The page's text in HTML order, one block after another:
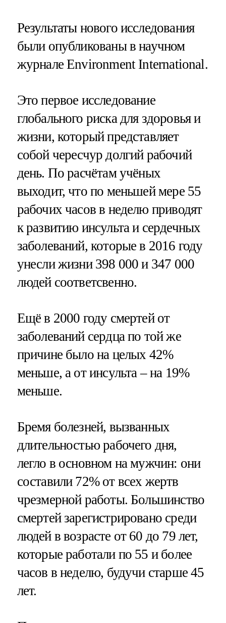
Результаты нового исследования
были опубликованы в научном
журнале Environment International.
Это первое исследование
глобального риска для здоровья и
жизни, который представляет
собой чересчур долгий рабочий
день. По расчётам учёных
выходит, что по меньшей мере 55
рабочих часов в неделю приводят
к развитию инсульта и сердечных
заболеваний, которые в 2016 году
унесли жизни 398 000 и 347 000
людей соответсвенно.
Ещё в 2000 году смертей от
заболеваний сердца по той же
причине было на целых 42%
меньше, а от инсульта – на 19%
меньше.
Бремя болезней, вызванных
длительностью рабочего дня,
легло в основном на мужчин: они
составили 72% от всех жертв
чрезмерной работы. Большинство
смертей зарегистрировано среди
людей в возрасте от 60 до 79 лет,
которые работали по 55 и более
часов в неделю, будучи старше 45
лет.